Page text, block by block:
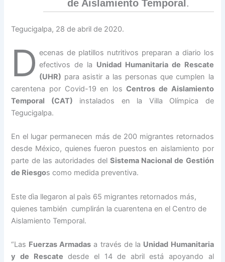
de Aislamiento Temporal .
Tegucigalpa, 28 de abril de 2020.
D ecenas de platillos nutritivos preparan a diario los
efectivos de la Unidad Humanitaria de Rescate
(UHR) para asistir a las personas que cumplen la
carentena por Covid-19 en losCentros de Aislamiento
Temporal (CAT) instalados en la Villa Olímpica de
Tegucigalpa.
En el lugar permanecen más de 200 migrantes retornados
desde México, quienes fueron puestos en aislamiento por
parte de las autoridades delSistema Nacional de Gestión
de Riesgos como medida preventiva.
Este dìa llegaron al paìs 65 migrantes retornados más,
quienes también cumplirán la cuarentena en el Centro de
Aislamiento Temporal.
“Las Fuerzas Armadasa través de la Unidad Humanitaria
y de Rescate desde el 14 de abril está apoyando al